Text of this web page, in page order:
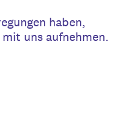
haben,
uns aufnehmen.